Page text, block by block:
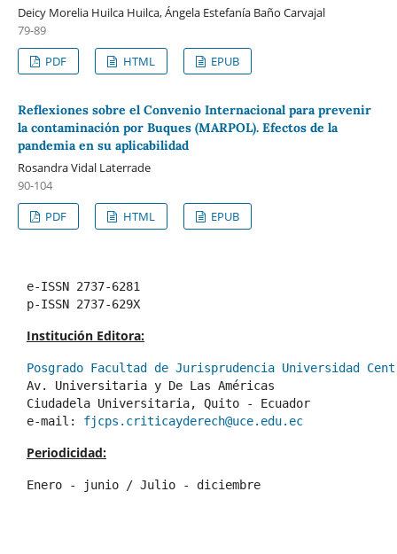
Deicy Morelia Huilca Huilca, Ángela Estefanía Baño Carvajal
79-89
PDF
HTML EPUB
Reflexiones sobre el Convenio Internacional para prevenir
la contaminación por Buques (MARPOL). Efectos de la
pandemia en su aplicabilidad
Rosandra Vidal Laterrade
90-104
PDF
HTML EPUB
e-ISSN 2737-6281
p-ISSN 2737-629X
Institución Editora:
Posgrado Facultad de Jurisprudencia Universidad
Av. Universitaria y De Las Américas
Ciudadela Universitaria, Quito - Ecuador
e-mail: fjcps.criticayderech@uce.edu.ec
Periodicidad:
Enero - junio / Julio - diciembre